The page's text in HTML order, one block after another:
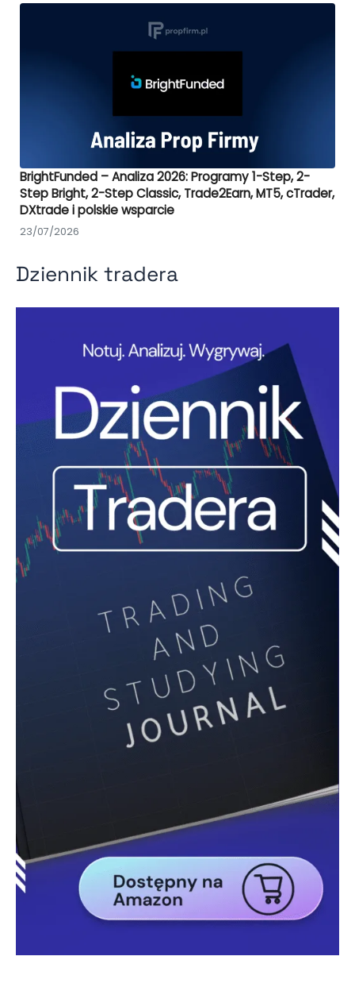
BrightFunded – Analiza 2026: Programy 1-Step, 2-
Step Bright, 2-Step Classic, Trade2Earn, MT5, cTrader,
DXtrade i polskie wsparcie
23/07/2026
Dziennik tradera